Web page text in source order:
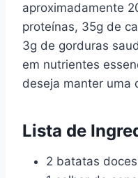
aproximadamente
proteínas, 35g de
3g de gorduras
em nutrientes
deseja manter uma
Lista de
2 batatas